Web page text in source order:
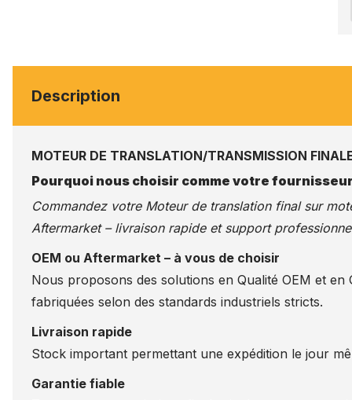
Description
MOTEUR DE TRANSLATION/TRANSMISSION
Pourquoi nous choisir comme votre
Commandez votre Moteur de translation final sur
Aftermarket – livraison rapide et support
OEM ou Aftermarket – à vous de choisir
Nous proposons des solutions en Qualité OEM et
fabriquées selon des standards industriels stricts.
Livraison rapide
Stock important permettant une expédition le jour
Garantie fiable